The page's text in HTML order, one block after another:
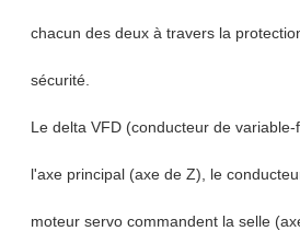
chacun des deux à travers la
sécurité.
Le delta VFD (conducteur de
l'axe principal (axe de Z), le
moteur servo commandent la selle